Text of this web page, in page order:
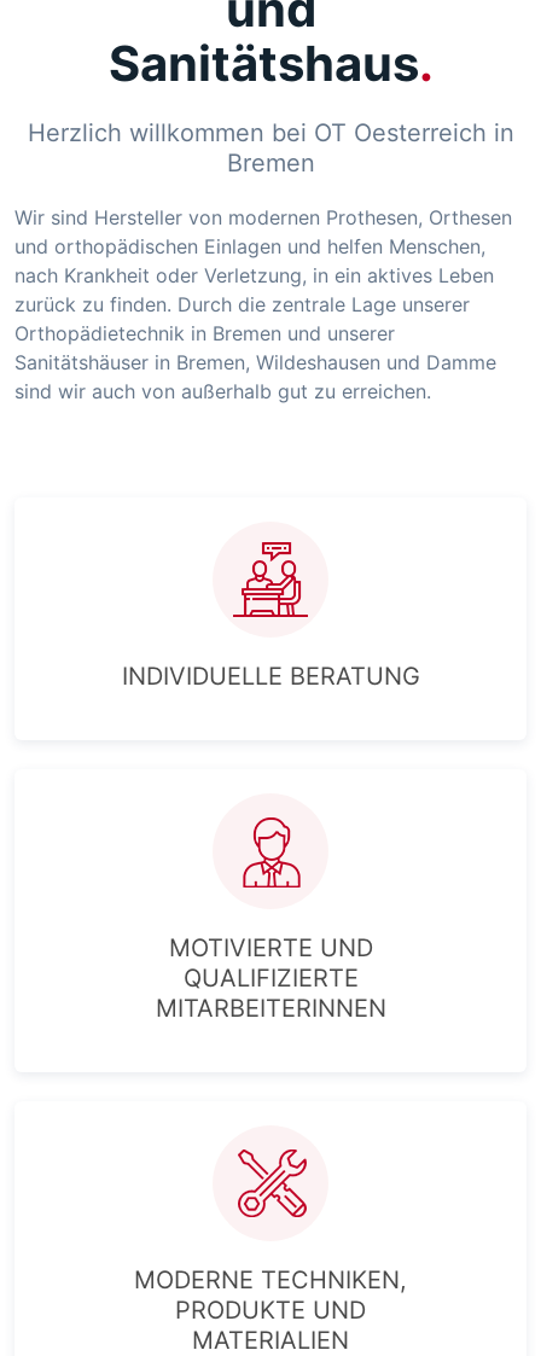
Sanitätshaus
Herzlich willkommen bei OT Oesterreich in
Bremen
Wir sind Hersteller von modernen Prothesen, Orthesen
und orthopädischen Einlagen und helfen Menschen,
nach Krankheit oder Verletzung, in ein aktives Leben
zurück zu finden. Durch die zentrale Lage unserer
Orthopädietechnik in Bremen und unserer
Sanitätshäuser in Bremen, Wildeshausen und Damme
sind wir auch von außerhalb gut zu erreichen.
INDIVIDUELLE BERATUNG
MOTIVIERTE UND
QUALIFIZIERTE
MITARBEITERINNEN
MODERNE TECHNIKEN,
PRODUKTE UND
MATERIALIEN